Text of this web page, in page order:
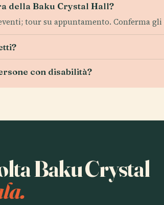
della Baku Crystal Hall?
tour su appuntamento. Conferma
con disabilità?
Baku Crystal